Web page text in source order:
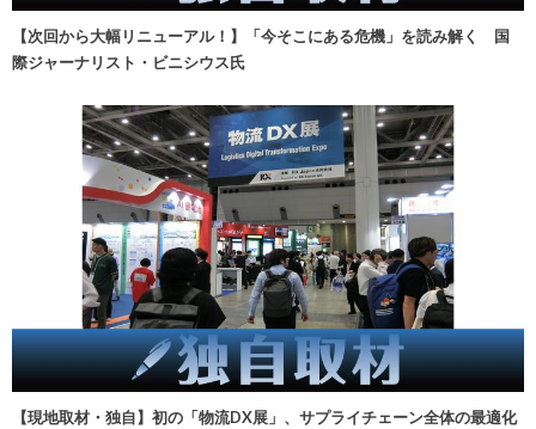
【次回から大幅リニューアル！】「今そこにある危機」を読み解く 国
際ジャーナリスト・ビニシウス氏
【現地取材・独自】初の「物流DX展」、サプライチェーン全体の最適化